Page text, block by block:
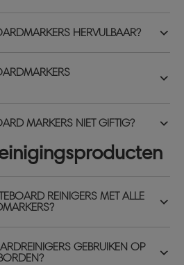
HERVULBAAR?
MARKERS NIET GIFTIG?
REINIGERS MET ALLE
GEBRUIKEN OP